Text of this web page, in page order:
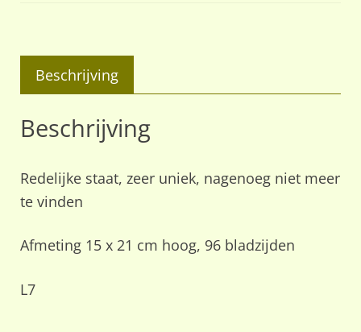
Beschrijving
Beschrijving
Redelijke staat, zeer uniek, nagenoeg niet meer
te vinden
Afmeting 15 x 21 cm hoog, 96 bladzijden
L7